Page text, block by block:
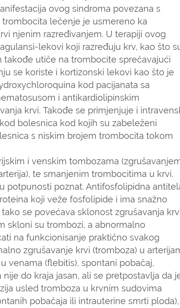
ovog sindroma povezana s
lečenje je usmereno ka
njenim razređivanjem. U terapiji ovog
lekovi koji razređuju krv, kao što
takođe utiče na trombocite sprečavajući
se koriste i kortizonski lekovi kao što je
kod pacijanata sa
i antikardiolipinskim
krvi. Takođe se primjenjuje i
bolesnica kod kojih su zabeleženi
s niskim brojem trombocita tokom
i venskim tombozama
te smanjenim trombocitima u krvi.
potpunosti poznat. Antifosfolipidna
koji veže fosfolipide i ima snažno
se povećava sklonost zgrušavanja
skloni su trombozi, a abnormalno
na funkcionisanje praktično svakog
zgrušavanje krvi (tromboza) u
venama (flebitis), spontani pobačaj,
do kraja jasan, ali se pretpostavlja da
usled tromboza u krvnim sudovima
pobačaja ili intrauterine smrti ploda),